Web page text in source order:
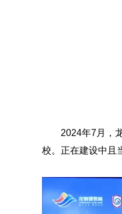
2024年7月，
校。正在建设中且